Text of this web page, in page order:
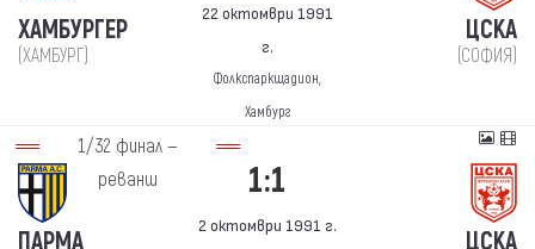
ХАМБУРГЕР
(ХАМБУРГ)
22 октомври 1991
г.
Фолкспаркщадион,
Хамбург
ЦСКА
(СОФИЯ)
1/32 финал —
реванш
ПАРМА
1:1
2 октомври 1991 г.
ЦСКА